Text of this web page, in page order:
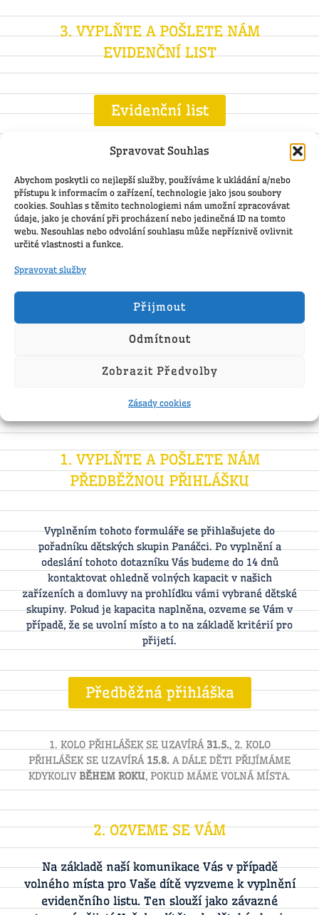
Spravovat Souhlas
Abychom poskytli co nejlepší služby, používáme k ukládání a/nebo
přístupu k informacím o zařízení, technologie jako jsou soubory
cookies. Souhlas s těmito technologiemi nám umožní zpracovávat
údaje, jako je chování při procházení nebo jedinečná ID na tomto
webu. Nesouhlas nebo odvolání souhlasu může nepříznivě ovlivnit
určité vlastnosti a funkce.
Spravovat služby
Přijmout
Odmítnout
Zobrazit Předvolby
Zásady cookies
3. VYPLŇTE A POŠLETE NÁM
EVIDENČNÍ LIST
Evidenční list
Chcete své dítě
přihlásit?
1. VYPLŇTE A POŠLETE NÁM
PŘEDBĚŽNOU PŘIHLÁŠKU
Vyplněním tohoto formuláře se přihlašujete do
pořadníku dětských skupin Panáčci. Po vyplnění a
odeslání tohoto dotazníku Vás budeme do 14 dnů
kontaktovat ohledně volných kapacit v našich
zařízeních a domluvy na prohlídku vámi vybrané dětské
skupiny. Pokud je kapacita naplněna, ozveme se Vám v
případě, že se uvolní místo a to na základě kritérií pro
přijetí.
Předběžná přihláška
1. KOLO PŘIHLÁŠEK SE UZAVÍRÁ 31.5., 2. KOLO
PŘIHLÁŠEK SE UZAVÍRÁ15.8. A DÁLE DĚTI PŘIJÍMÁME
KDYKOLIV BĚHEM ROKU, POKUD MÁME VOLNÁ MÍSTA.
2. OZVEME SE VÁM
Na základě naší komunikace Vás v případě
volného místa pro Vaše dítě vyzveme k vyplnění
evidenčního listu. Ten slouží jako závazné